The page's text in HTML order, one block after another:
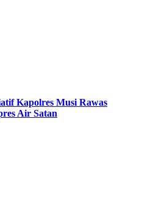
Kapolres Musi Rawas
Air Satan